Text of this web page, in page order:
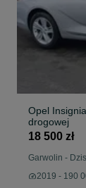
Opel
drogowej
18 500 zł
Garwolin -
2019 - 190